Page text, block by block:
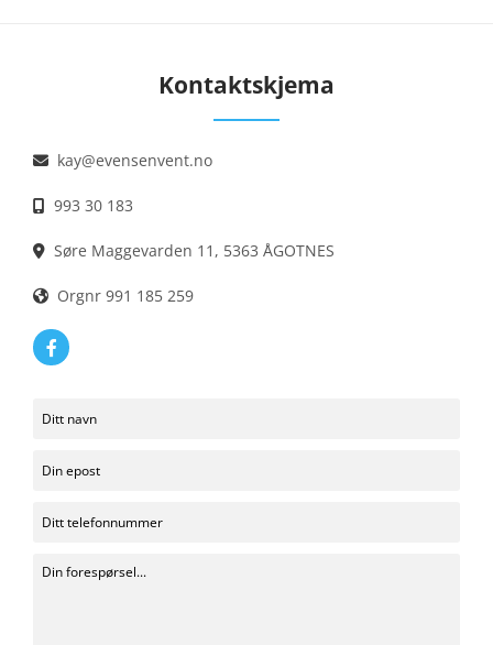
Kontaktskjema
 kay@evensenvent.no
 993 30 183
 Søre Maggevarden 11, 5363 ÅGOTNES
 Orgnr 991 185 259